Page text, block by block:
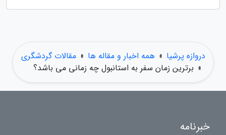
دروازه پرشیا » همه اخبار و مقاله ها » مقالات گردشگری
» برترین زمان سفر به استانبول چه زمانی می باشد؟
خبرنامه